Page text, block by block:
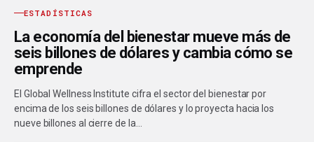
ESTADÍSTICAS
La economía del bienestar mueve más de
seis billones de dólares y cambia cómo se
emprende
El Global Wellness Institute cifra el sector del bienestar por
encima de los seis billones de dólares y lo proyecta hacia los
nueve billones al cierre de la…